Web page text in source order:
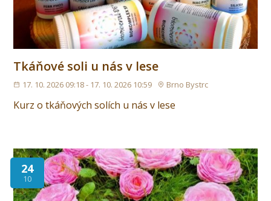
Tkáňové soli u nás v lese
17. 10. 2026 09:18 - 17. 10. 2026 10:59 Brno Bystrc
Kurz o tkáňových solích u nás v lese
24
10